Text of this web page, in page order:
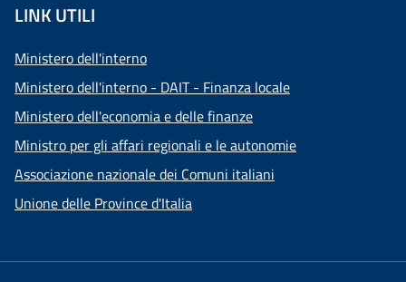
LINK UTILI
Ministero dell'interno
Ministero dell'interno - DAIT - Finanza locale
Ministero dell'economia e delle finanze
Ministro per gli affari regionali e le autonomie
Associazione nazionale dei Comuni italiani
Unione delle Province d'Italia